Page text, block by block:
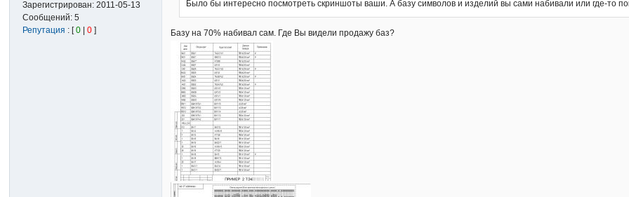
Зарегистрирован:2011-05-13
Сообщений:5
Репутация : [0 |0 ]
Было бы интересно посмотреть скриншоты ваши. А базу символов и изделий вы сами набивали или где-то
Базу на 70% набивал сам. Где Вы видели продажу баз?